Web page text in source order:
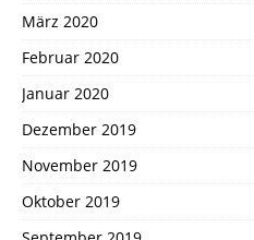
März 2020
Februar 2020
Januar 2020
Dezember 2019
November 2019
Oktober 2019